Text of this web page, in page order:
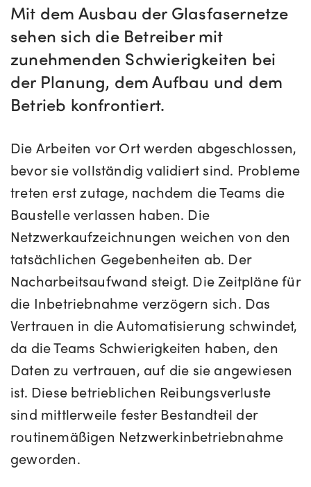
Mit dem Ausbau der Glasfasernetze
sehen sich die Betreiber mit
zunehmenden Schwierigkeiten bei
der Planung, dem Aufbau und dem
Betrieb konfrontiert.
Die Arbeiten vor Ort werden abgeschlossen,
bevor sie vollständig validiert sind. Probleme
treten erst zutage, nachdem die Teams die
Baustelle verlassen haben. Die
Netzwerkaufzeichnungen weichen von den
tatsächlichen Gegebenheiten ab. Der
Nacharbeitsaufwand steigt. Die Zeitpläne für
die Inbetriebnahme verzögern sich. Das
Vertrauen in die Automatisierung schwindet,
da die Teams Schwierigkeiten haben, den
Daten zu vertrauen, auf die sie angewiesen
ist. Diese betrieblichen Reibungsverluste
sind mittlerweile fester Bestandteil der
routinemäßigen Netzwerkinbetriebnahme
geworden.